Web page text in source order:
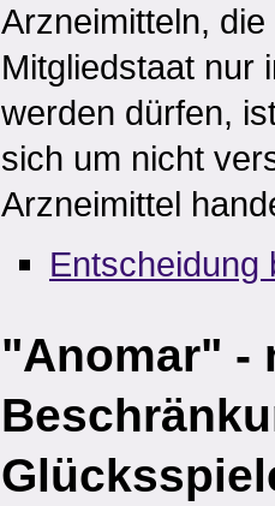
Arzneimitteln,
Mitgliedstaat nur
werden dürfen,
sich um nicht
Arzneimittel
Entscheidung
"Anomar" -